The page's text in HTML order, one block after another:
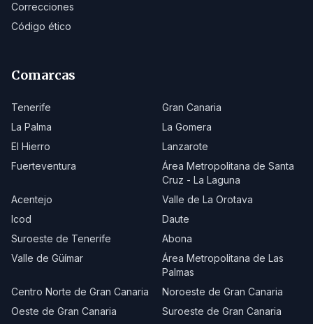
Correcciones
Código ético
Comarcas
Tenerife
Gran Canaria
La Palma
La Gomera
El Hierro
Lanzarote
Fuerteventura
Área Metropolitana de Santa
Cruz - La Laguna
Acentejo
Valle de La Orotava
Icod
Daute
Suroeste de Tenerife
Abona
Valle de Güímar
Área Metropolitana de Las
Palmas
Centro Norte de Gran Canaria
Noroeste de Gran Canaria
Oeste de Gran Canaria
Suroeste de Gran Canaria